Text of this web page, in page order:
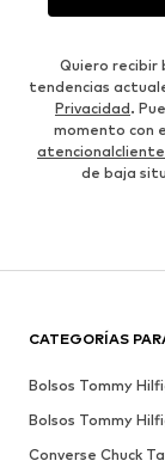
Quiero recibir
tendencias
Privacidad.
momento con
de baja
CATEGORÍAS
Bolsos Tommy
Bolsos Tommy
Converse Chuck